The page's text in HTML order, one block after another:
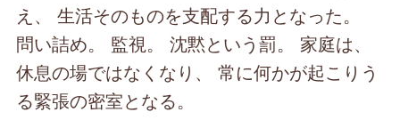
え、 生活そのものを支配する力となった。
問い詰め。 監視。 沈黙という罰。 家庭は、
休息の場ではなくなり、 常に何かが起こりう
る緊張の密室となる。